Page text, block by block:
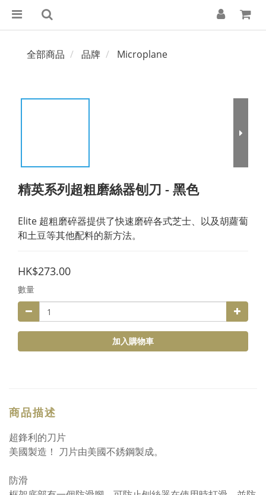
全部商品 品牌 Microplane
精英系列超粗磨絲器刨刀 - 黑色
Elite 超粗磨碎器提供了快速磨碎各式芝士、以及胡蘿蔔
和土豆等其他配料的新方法。
HK$273.00
數量
加入購物車
商品描述
超鋒利的刀片
美國製造！ 刀片由美國不銹鋼製成。
防滑